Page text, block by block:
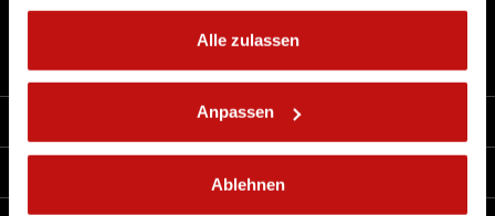
Alle zulassen
Anpassen
Ablehnen
360°-Technologie
Kontakte